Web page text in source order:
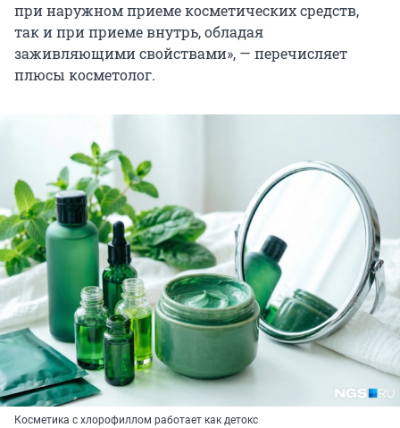
при наружном приеме косметических средств,
так и при приеме внутрь, обладая
заживляющими свойствами», — перечисляет
плюсы косметолог.
Косметика с хлорофиллом работает как детокс